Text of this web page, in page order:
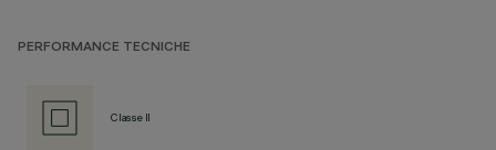
PERFORMANCE TECNICHE
Classe II